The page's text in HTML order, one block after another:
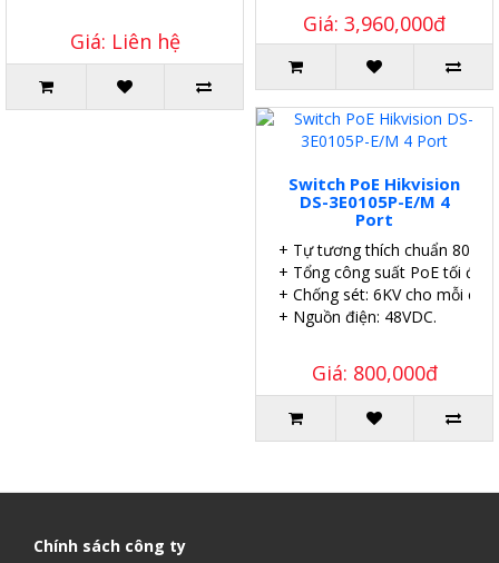
Giá: Liên hệ
Giá: 3,960,000đ
Switch PoE Hikvision
DS-3E0105P-E/M 4
Port
+ Tự tương thích chuẩn
+ Tổng công suất PoE tối đa:
+ Chống sét: 6KV cho mỗi
+ Nguồn điện: 48VDC.
Giá: 800,000đ
Chính sách công ty